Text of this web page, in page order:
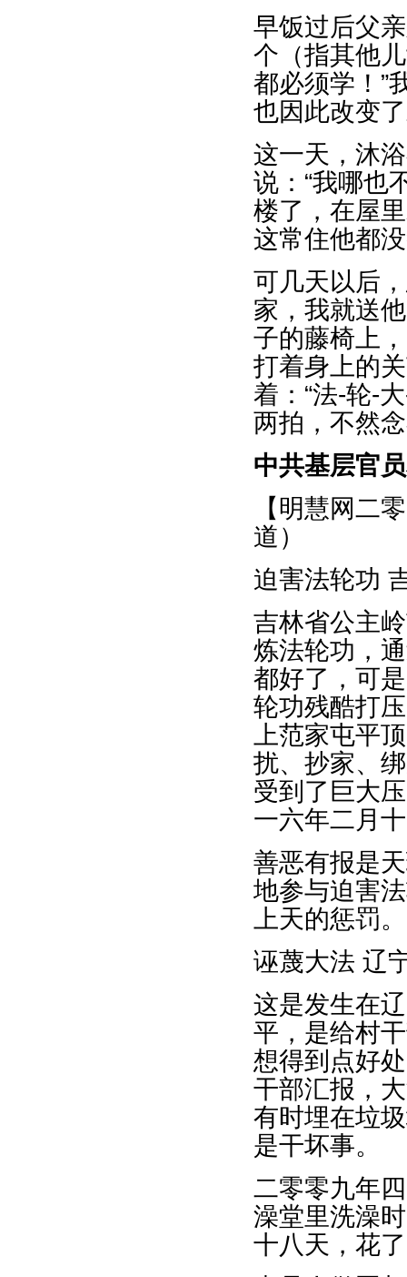
早饭过后父
个（指其他
都必须学！”
也因此改变
这一天，沐
说：“我哪也
楼了，在屋
这常住他都
可几天以后
家，我就送
子的藤椅上
打着身上的
着：“法-轮-
两拍，不然
中共基层官
【明慧网二
道）
迫害法轮功
吉林省公主
炼法轮功，
都好了，可
轮功残酷打
上范家屯平
扰、抄家、
受到了巨大
一六年二月
善恶有报是
地参与迫害
上天的惩罚。
诬蔑大法 辽
这是发生在
平，是给村
想得到点好
干部汇报，
有时埋在垃
是干坏事。
二零零九年
澡堂里洗澡
十八天，花